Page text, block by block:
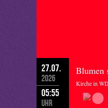
27.07.
2026
05:55
Uhr
Blumen
Kirche in